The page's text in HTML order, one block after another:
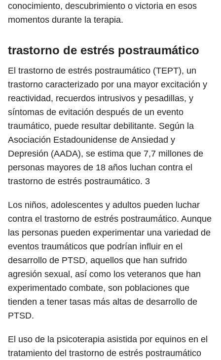
conocimiento, descubrimiento o victoria en esos
momentos durante la terapia.
trastorno de estrés postraumático
El trastorno de estrés postraumático (TEPT), un
trastorno caracterizado por una mayor excitación y
reactividad, recuerdos intrusivos y pesadillas, y
síntomas de evitación después de un evento
traumático, puede resultar debilitante. Según la
Asociación Estadounidense de Ansiedad y
Depresión (AADA), se estima que 7,7 millones de
personas mayores de 18 años luchan contra el
trastorno de estrés postraumático. 3
Los niños, adolescentes y adultos pueden luchar
contra el trastorno de estrés postraumático. Aunque
las personas pueden experimentar una variedad de
eventos traumáticos que podrían influir en el
desarrollo de PTSD, aquellos que han sufrido
agresión sexual, así como los veteranos que han
experimentado combate, son poblaciones que
tienden a tener tasas más altas de desarrollo de
PTSD.
El uso de la psicoterapia asistida por equinos en el
tratamiento del trastorno de estrés postraumático